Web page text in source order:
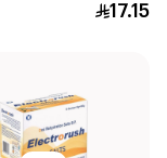
17.15